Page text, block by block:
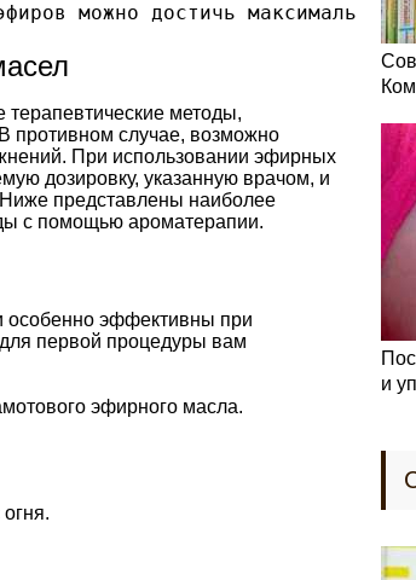
можно достичь максимальной
методы,
противном случае, возможно
При использовании эфирных
дозировку, указанную врачом, и
Ниже представлены наиболее
с помощью ароматерапии.
эффективны при
первой процедуры вам
эфирного масла.
и